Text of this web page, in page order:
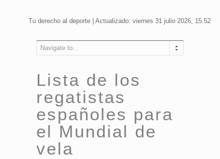
Tu derecho al deporte | Actualizado: viernes 31 julio 2026, 15:52
Navigate to...
Lista de los
regatistas
españoles para
el Mundial de
vela